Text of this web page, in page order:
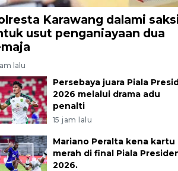
Karawang dalami
usut penganiayaan dua
lalu
Persebaya juara Piala
2026 melalui drama adu
penalti
15 jam lalu
Mariano Peralta kena kartu
merah di final Piala
2026.